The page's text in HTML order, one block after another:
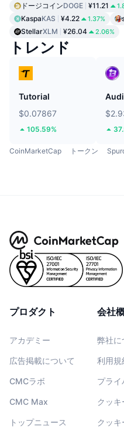
ドージコインDOGE ¥11.21
KaspaKAS ¥4.22 1.37%
StellarXLM ¥26.04 2.06%
トレンド
Tutorial
$0.07867
105.59%
CoinMarketCap トークン
プロダクト
アカデミー
広告掲載について
CMCラボ
CMC Max
トップニュース
会社
弊社に
利用規
プライ
クッ
クッ